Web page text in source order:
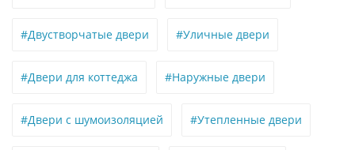
#Двустворчатые двери #Уличные двери
#Двери для коттеджа #Наружные двери
#Двери с шумоизоляцией #Утепленные двери